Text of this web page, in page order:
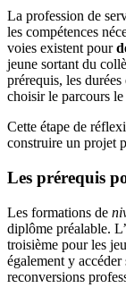
La profession de
les compétences
voies existent pour
jeune sortant du
prérequis, les
choisir le parcours le
Cette étape de
construire un projet
Les prérequis
Les formations de
diplôme préalable.
troisième pour les
également y
reconversions